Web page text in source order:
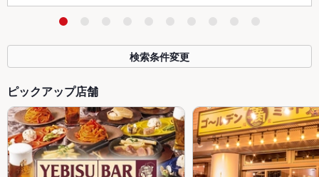
検索条件変更
ピックアップ店舗